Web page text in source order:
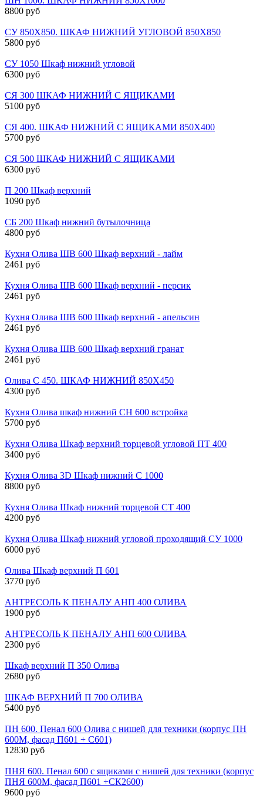
8800 руб
СУ 850Х850. ШКАФ НИЖНИЙ УГЛОВОЙ 850Х850
5800 руб
СУ 1050 Шкаф нижний угловой
6300 руб
СЯ 300 ШКАФ НИЖНИЙ С ЯЩИКАМИ
5100 руб
СЯ 400. ШКАФ НИЖНИЙ С ЯЩИКАМИ 850Х400
5700 руб
СЯ 500 ШКАФ НИЖНИЙ С ЯЩИКАМИ
6300 руб
П 200 Шкаф верхний
1090 руб
СБ 200 Шкаф нижний бутылочница
4800 руб
Кухня Олива ШВ 600 Шкаф верхний - лайм
2461 руб
Кухня Олива ШВ 600 Шкаф верхний - персик
2461 руб
Кухня Олива ШВ 600 Шкаф верхний - апельсин
2461 руб
Кухня Олива ШВ 600 Шкаф верхний гранат
2461 руб
Олива С 450. ШКАФ НИЖНИЙ 850Х450
4300 руб
Кухня Олива шкаф нижний СН 600 встройка
5700 руб
Кухня Олива Шкаф верхний торцевой угловой ПТ 400
3400 руб
Кухня Олива 3D Шкаф нижний С 1000
8800 руб
Кухня Олива Шкаф нижний торцевой СТ 400
4200 руб
Кухня Олива Шкаф нижний угловой проходящий СУ 1000
6000 руб
Олива Шкаф верхний П 601
3770 руб
АНТРЕСОЛЬ К ПЕНАЛУ АНП 400 ОЛИВА
1900 руб
АНТРЕСОЛЬ К ПЕНАЛУ АНП 600 ОЛИВА
2300 руб
Шкаф верхний П 350 Олива
2680 руб
ШКАФ ВЕРХНИЙ П 700 ОЛИВА
5400 руб
ПН 600. Пенал 600 Олива с нишей для техники (корпус ПН
600М, фасад П601 + С601)
12830 руб
ПНЯ 600. Пенал 600 с ящиками с нишей для техники (корпус
ПНЯ 600М, фасад П601 +СК2600)
9600 руб